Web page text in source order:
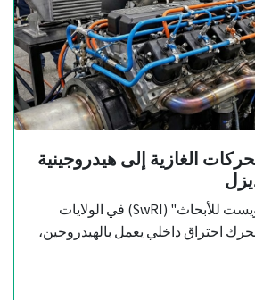
الغازية إلى هيدروجينية
أعلن معهد "ساوث ويست للأبحاث" (SwRI) في الولايات
احتراق داخلي يعمل بالهيدروجين،